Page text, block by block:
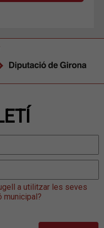
a utilitzar les seves
municipal?